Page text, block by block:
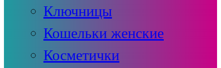
Ключницы
Кошельки женские
Косметички